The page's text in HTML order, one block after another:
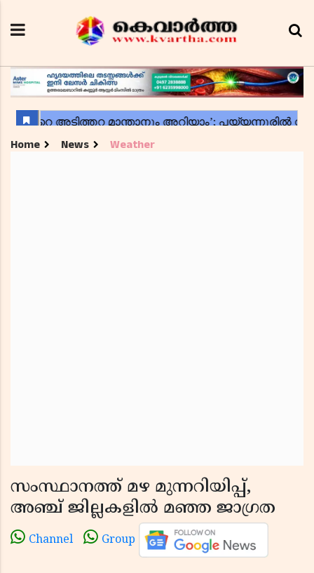
Home News Weather
സംസ്ഥാനത്ത് മഴ മുന്നറിയിപ്പ്,
അഞ്ച് ജില്ലകളിൽ മഞ്ഞ ജാഗ്രത
Channel Group